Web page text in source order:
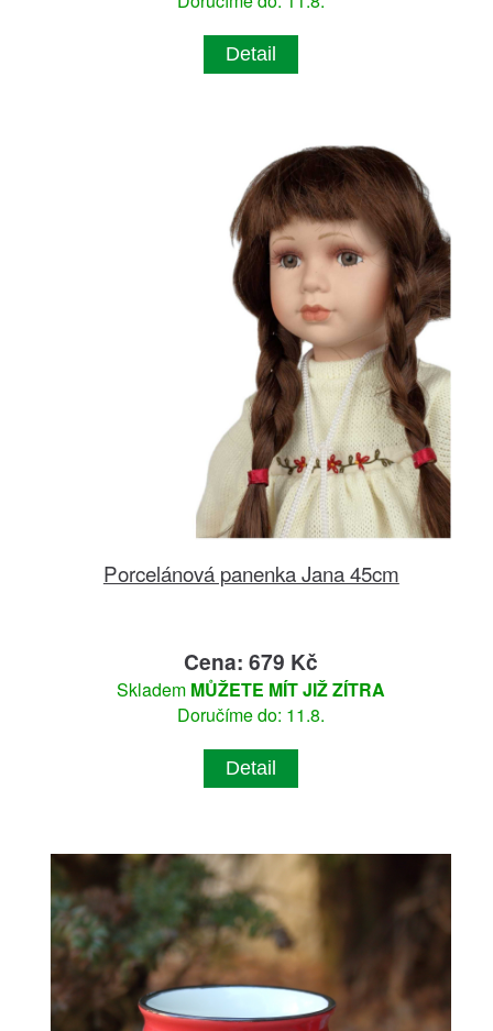
Detail
Porcelánová panenka Jana 45cm
Cena: 679 Kč
Skladem MŮŽETE MÍT JIŽ ZÍTRA
Doručíme do: 11.8.
Detail